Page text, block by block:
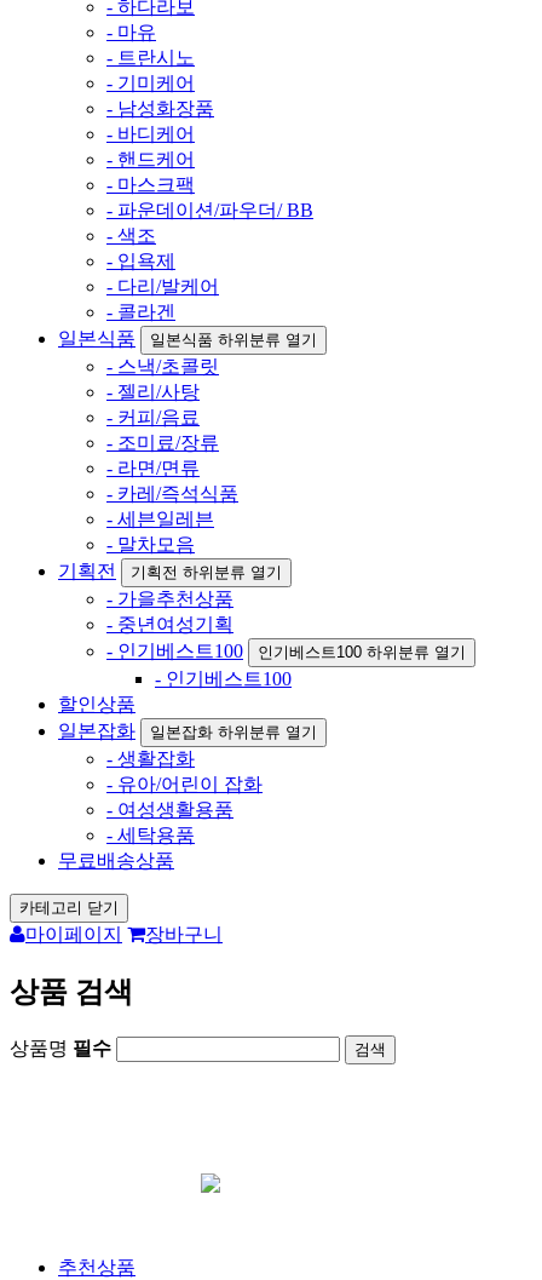
- 하다라보
- 마유
- 트란시노
- 기미케어
- 남성화장품
- 바디케어
- 핸드케어
- 마스크팩
- 파운데이션/파우더/ BB
- 색조
- 입욕제
- 다리/발케어
- 콜라겐
일본식품
일본식품 하위분류 열기
- 스낵/초콜릿
- 젤리/사탕
- 커피/음료
- 조미료/장류
- 라면/면류
- 카레/즉석식품
- 세븐일레븐
- 말차모음
기획전
기획전 하위분류 열기
- 가을추천상품
- 중년여성기획
- 인기베스트100
인기베스트100 하위분류 열기
- 인기베스트100
할인상품
일본잡화
일본잡화 하위분류 열기
- 생활잡화
- 유아/어린이 잡화
- 여성생활용품
- 세탁용품
무료배송상품
카테고리 닫기
마이페이지 장바구니
상품 검색
상품명 필수
추천상품